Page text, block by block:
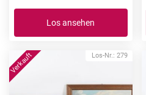
Los ansehen
Los-Nr.: 279